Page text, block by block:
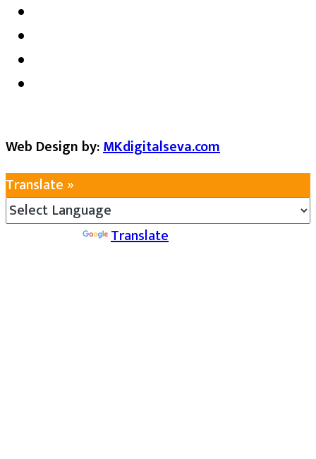
Web Design by:MKdigitalseva.com
Translate »
Translate